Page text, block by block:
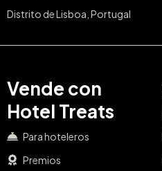
Distrito de Lisboa, Portugal
Vende con
Hotel Treats
Para hoteleros
Premios